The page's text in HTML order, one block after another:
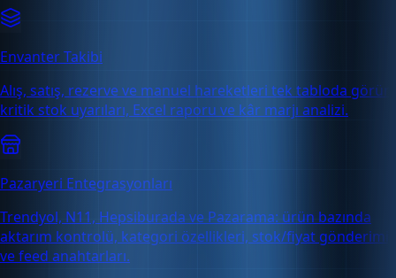
Envanter Takibi
Alış, satış, rezerve ve manuel hareketleri tek tabloda görün;
kritik stok uyarıları, Excel raporu ve kâr marjı analizi.
Pazaryeri Entegrasyonları
Trendyol, N11, Hepsiburada ve Pazarama: ürün bazında
aktarım kontrolü, kategori özellikleri, stok/fiyat gönderimi
ve feed anahtarları.